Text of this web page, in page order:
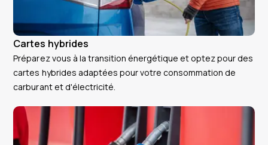
Cartes hybrides
Préparez vous à la transition énergétique et optez pour des
cartes hybrides adaptées pour votre consommation de
carburant et d'électricité.